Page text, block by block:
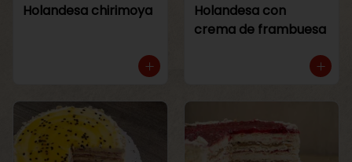
Holandesa chirimoya
Holandesa con
crema de frambuesa